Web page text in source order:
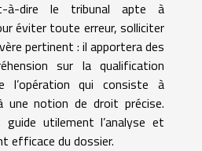
à-dire le tribunal apte à
éviter toute erreur, solliciter
pertinent : il apportera des
sur la qualification
l’opération qui consiste à
notion de droit précise.
utilement l’analyse et
efficace du dossier.